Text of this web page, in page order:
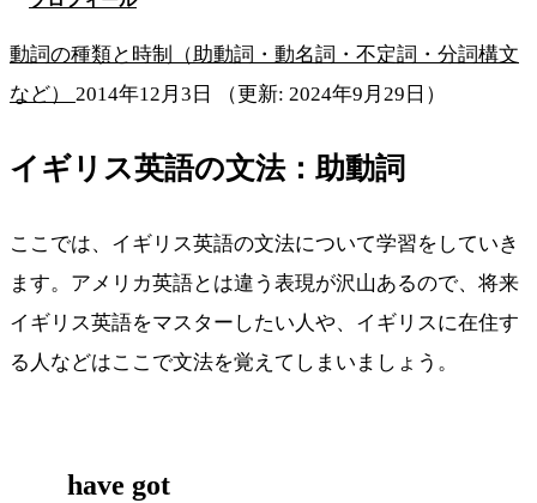
動詞の種類と時制（助動詞・動名詞・不定詞・分詞構文
など） 2014年12月3日 （更新: 2024年9月29日）
イギリス英語の文法：助動詞
ここでは、イギリス英語の文法について学習をしていき
ます。アメリカ英語とは違う表現が沢山あるので、将来
イギリス英語をマスターしたい人や、イギリスに在住す
る人などはここで文法を覚えてしまいましょう。
have got